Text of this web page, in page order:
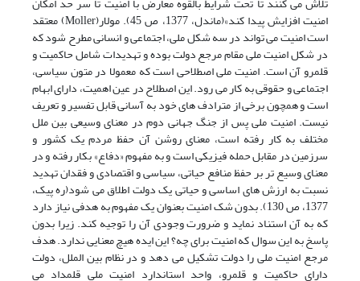
امنیت افزایش پیدا کند»(ماندل، 1377، ص 45). مولار(Moller) معتقد
است امنیت می تواند در سه شکل ملی، اجتماعی و انسانی مطرح شود که
در شکل امنیت ملی مقام مرجع دولت بوده و تهدیدات شامل حاکمیت و
قلمرو آن است. امنیت ملی اصطلاحی است که معمولا در متون سیاسی،
اجتماعی و حقوقی به کار می رود. این اصطلاح در عین اهمیت، دارای ابهام
است و همچون برخی از مترادف های خود به آسانی قابل تفسیر و تعریف
نیست. امنیت ملی پس از جنگ جهانی دوم در معنای وسیعی بین ملل
مختلف به کار رفته است، معنای روشن آن حفظ مردم یک کشور و
سرزمین در مقابل حمله فیزیکی است و به مفهوم «دفاع» بکار رفته و در
معنای وسیع تر بر حفظ منافع حیاتی، سیاسی و اقتصادی و فقدان تهدید
نسبت به ارزش های اساسی و حیاتی یک دولت اطلاق می شود(ره پیک،
1377، ص 130). بدون شک امنیت بعنوان یک مفهوم به هدفی نیاز دارد
که به آن استناد نماید و ضرورت وجودی آن را توجیه کند. زیرا بدون
پاسخ به این سوال که امنیت برای چه؟ این ایده هیچ معنایی ندارد. هدف
مرجع امنیت ملی را دولت تشکیل می دهد و در نظام بین الملل، دولت
دارای حاکمیت و قلمرو، واحد استاندارد امنیت ملی قلمداد می